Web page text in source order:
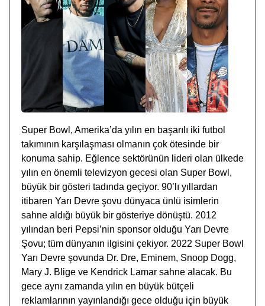
Super Bowl, Amerika’da yılın en başarılı iki futbol
takımının karşılaşması olmanın çok ötesinde bir
konuma sahip. Eğlence sektörünün lideri olan ülkede
yılın en önemli televizyon gecesi olan Super Bowl,
büyük bir gösteri tadında geçiyor. 90’lı yıllardan
itibaren Yarı Devre şovu dünyaca ünlü isimlerin
sahne aldığı büyük bir gösteriye dönüştü. 2012
yılından beri Pepsi’nin sponsor olduğu Yarı Devre
Şovu; tüm dünyanın ilgisini çekiyor. 2022 Super Bowl
Yarı Devre şovunda Dr. Dre, Eminem, Snoop Dogg,
Mary J. Blige ve Kendrick Lamar sahne alacak. Bu
gece aynı zamanda yılın en büyük bütçeli
reklamlarının yayınlandığı gece olduğu için büyük